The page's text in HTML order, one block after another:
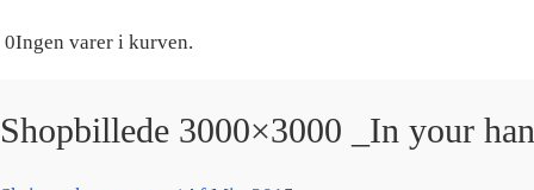
0Ingen varer i kurven.
Shopbillede 3000×3000 _In your